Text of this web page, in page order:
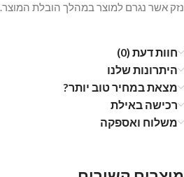
נזק אשר נגרם למוצר במהלך הובלת המוצר.
חוות דעת (0)
היתרונות שלנו
מצאת במחיר טוב יותר?
רכישה באילת
משלוח ואספקה